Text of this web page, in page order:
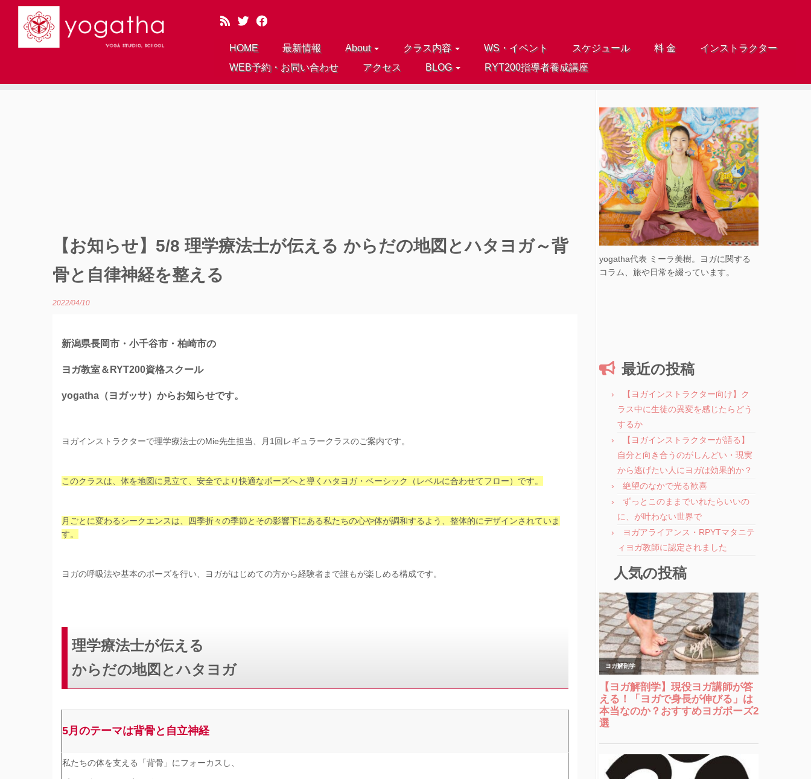
to
HOME 最新情報 About クラス内容 WS・イベント スケジュール 料 金
インストラクター
WEB予約・お問い合わせ
アクセス BLOG RYT200指導者養成講座
【お知らせ】5/8 理学療法士が伝える からだの地図とハタヨガ～背
骨と自律神経を整える
2022/04/10
新潟県長岡市・小千谷市・柏崎市の
ヨガ教室＆RYT200資格スクール
yogatha（ヨガッサ）からお知らせです。
ヨガインストラクターで理学療法士のMie先生担当、月1回レギュラークラスのご案内です。
このクラスは、体を地図に見立て、安全でより快適なポーズへと導くハタヨガ・ベーシック（レベルに合わせてフロー）です。
月ごとに変わるシークエンスは、四季折々の季節とその影響下にある私たちの心や体が調和するよう、整体的にデザインされていま
す。
ヨガの呼吸法や基本のポーズを行い、ヨガがはじめての方から経験者まで誰もが楽しめる構成です。
理学療法士が伝える
からだの地図とハタヨガ
5月のテーマは背骨と自立神経
私たちの体を支える「背骨」にフォーカスし、
yogatha代表 ミーラ美樹。ヨガに関する
コラム、旅や日常を綴っています。
最近の投稿
【ヨガインストラクター向け】ク
ラス中に生徒の異変を感じたらどう
するか
【ヨガインストラクターが語る】
自分と向き合うのがしんどい・現実
から逃げたい人にヨガは効果的か？
絶望のなかで光る歓喜
ずっとこのままでいれたらいいの
に、が叶わない世界で
ヨガアライアンス・RPYTマタニテ
ィヨガ教師に認定されました
人気の投稿